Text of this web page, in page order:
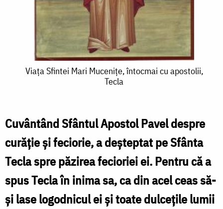
Viața
Mucenițe,
întocmai
cu
apostolii,
Tecla
Viața Sfintei Mari Mucenițe, întocmai cu apostolii,
Tecla
Cuvântând Sfântul Apostol Pavel despre
curăție și feciorie, a deșteptat pe Sfânta
Tecla spre păzirea fecioriei ei. Pentru că a
spus Tecla în inima sa, ca din acel ceas să-
și lase logodnicul ei și toate dulcețile lumii